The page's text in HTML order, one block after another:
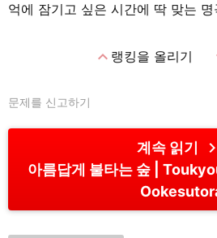
억에 잠기고 싶은 시간에 딱 맞는
expand_less랭킹을 올리기
문제를 신고하기
계속 읽기 chevron_right
아름답게 불타는 숲